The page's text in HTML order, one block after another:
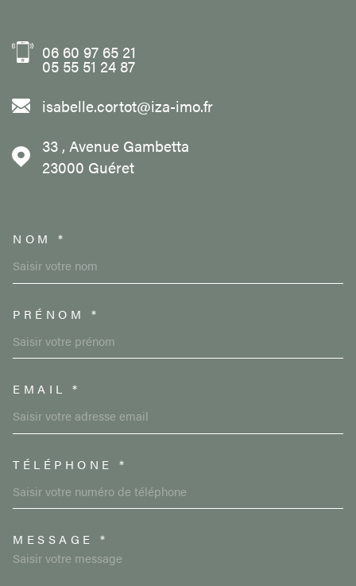
06 60 97 65 21
05 55 51 24 87
isabelle.cortot@iza-imo.fr
33 , Avenue Gambetta
23000
Guéret
NOM *
PRÉNOM *
EMAIL *
TÉLÉPHONE *
MESSAGE *